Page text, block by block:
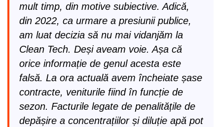
mult timp, din motive subiective. Adică,
din 2022, ca urmare a presiunii publice,
am luat decizia să nu mai vidanjăm la
Clean Tech. Deși aveam voie. Așa că
orice informație de genul acesta este
falsă. La ora actuală avem încheiate șase
contracte, veniturile fiind în funcție de
sezon. Facturile legate de penalitățile de
depășire a concentrațiilor și diluție apă pot